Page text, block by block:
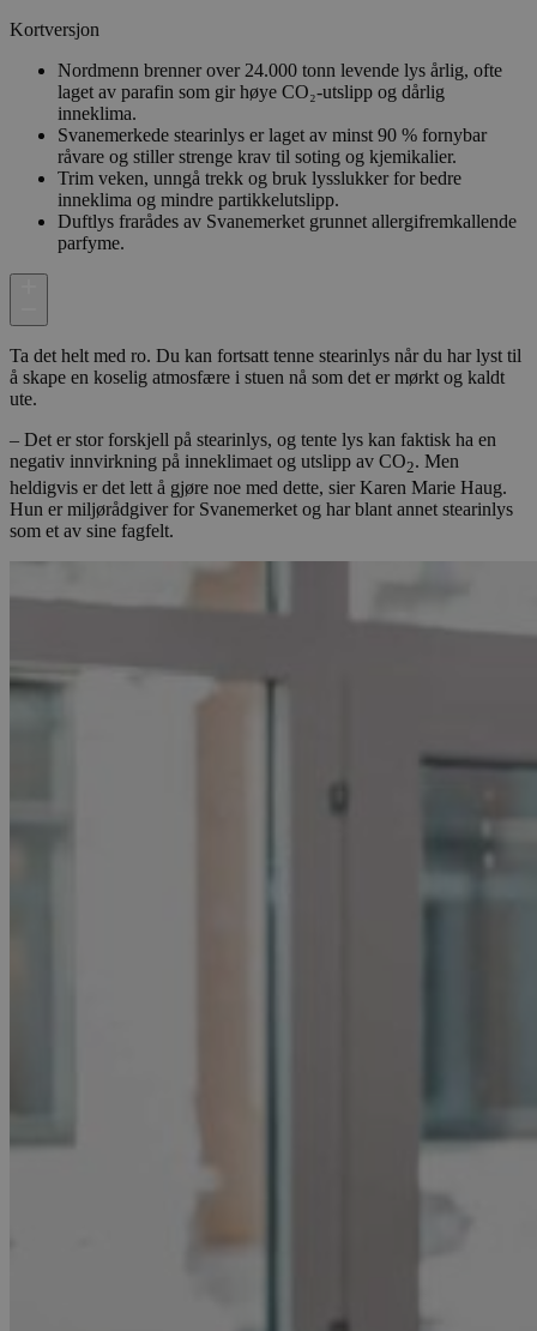
Kortversjon
Nordmenn brenner over 24.000 tonn levende lys årlig, ofte
laget av parafin som gir høye CO₂-utslipp og dårlig
inneklima.
Svanemerkede stearinlys er laget av minst 90 % fornybar
råvare og stiller strenge krav til soting og kjemikalier.
Trim veken, unngå trekk og bruk lysslukker for bedre
inneklima og mindre partikkelutslipp.
Duftlys frarådes av Svanemerket grunnet allergifremkallende
parfyme.
Ta det helt med ro. Du kan fortsatt tenne stearinlys når du har lyst til
å skape en koselig atmosfære i stuen nå som det er mørkt og kaldt
ute.
– Det er stor forskjell på stearinlys, og tente lys kan faktisk ha en
negativ innvirkning på inneklimaet og utslipp av CO2. Men
heldigvis er det lett å gjøre noe med dette, sier Karen Marie Haug.
Hun er miljørådgiver for Svanemerket og har blant annet stearinlys
som et av sine fagfelt.